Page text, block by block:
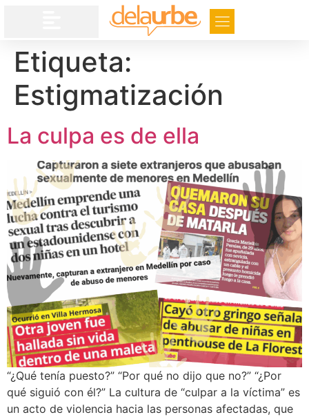
Etiqueta:
Estigmatización
La culpa es de ella
“¿Qué tenía puesto?” “Por qué no dijo que no?” “¿Por
qué siguió con él?” La cultura de “culpar a la víctima” es
un acto de violencia hacia las personas afectadas, que